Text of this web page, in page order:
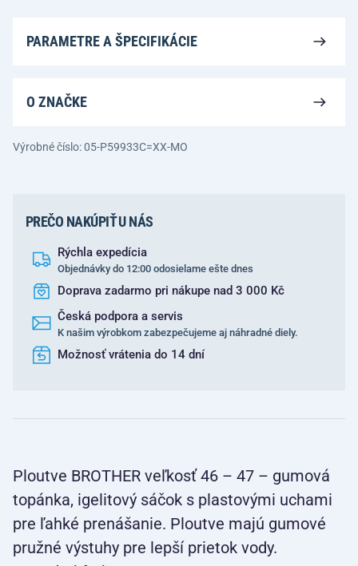
PARAMETRE A ŠPECIFIKÁCIE
O ZNAČKE
Výrobné číslo: 05-P59933C=XX-MO
PREČO NAKÚPIŤ U NÁS
Rýchla expedícia
Objednávky do 12:00 odosielame ešte dnes
Doprava zadarmo pri nákupe nad 3 000 Kč
Česká podpora a servis
K našim výrobkom zabezpečujeme aj náhradné diely.
Možnosť vrátenia do 14 dní
Ploutve BROTHER veľkosť 46 – 47 – gumová
topánka, igelitový sáčok s plastovými uchami
pre ľahké prenášanie. Ploutve majú gumové
pružné výstuhy pre lepší prietok vody.